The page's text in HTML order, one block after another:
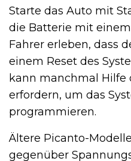
Starte das Auto mit
die Batterie mit
Fahrer erleben, dass
einem Reset des
kann manchmal Hilfe
erfordern, um das
programmieren.
Ältere Picanto-
gegenüber